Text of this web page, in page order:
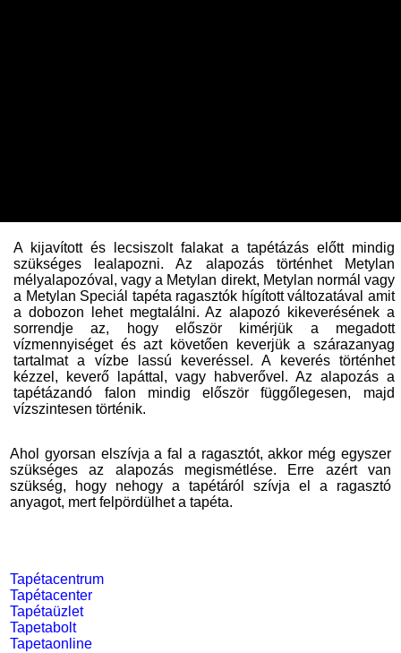
A kijavított és lecsiszolt falakat a tapétázás előtt mindig
szükséges lealapozni. Az alapozás történhet Metylan
mélyalapozóval, vagy a Metylan direkt, Metylan normál vagy
a Metylan Speciál tapéta ragasztók hígított változatával amit
a dobozon lehet megtalálni. Az alapozó kikeverésének a
sorrendje az, hogy először kimérjük a megadott
vízmennyiséget és azt követően keverjük a szárazanyag
tartalmat a vízbe lassú keveréssel. A keverés történhet
kézzel, keverő lapáttal, vagy habverővel. Az alapozás a
tapétázandó falon mindig először függőlegesen, majd
vízszintesen történik.
Ahol gyorsan elszívja a fal a ragasztót, akkor még egyszer
szükséges az alapozás megismétlése. Erre azért van
szükség, hogy nehogy a tapétáról szívja el a ragasztó
anyagot, mert felpördülhet a tapéta.
Tapétacentrum
Tapétacenter
Tapétaüzlet
Tapetabolt
Tapetaonline